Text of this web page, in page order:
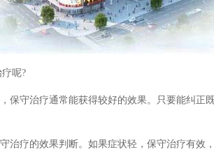
呢?
保守治疗通常能获得较好的效果。只要能纠正
治疗的效果判断。如果症状轻，保守治疗有效